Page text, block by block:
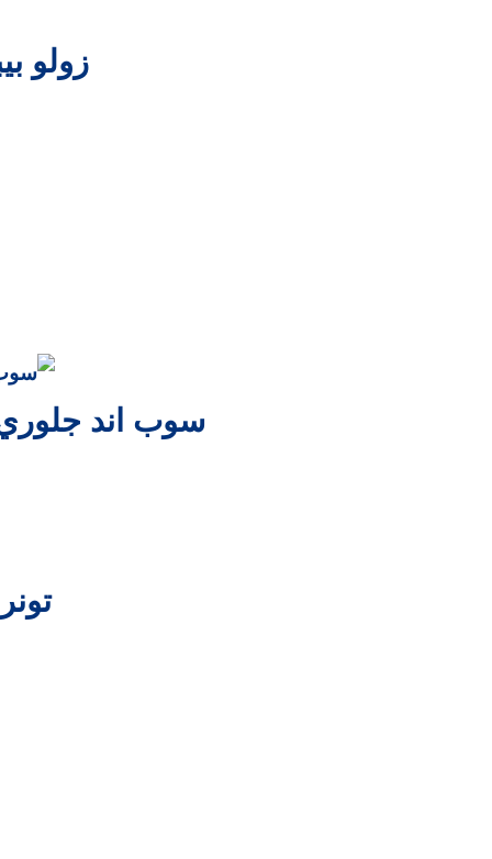
زولو بيبي فيت د3
سوب اند جلوري صابون ونقاء 3